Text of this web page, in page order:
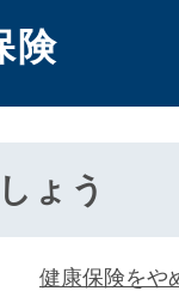
険
ょう
健康保険をや